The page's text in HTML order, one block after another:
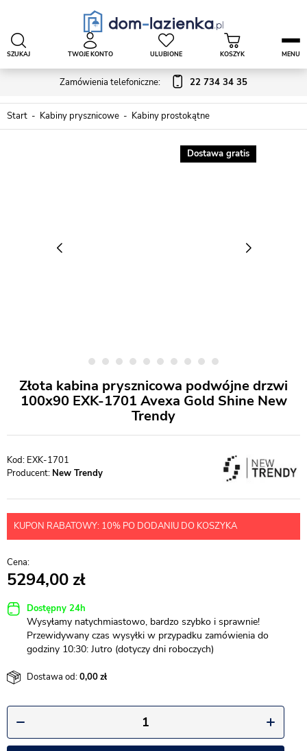
Zamówienia telefoniczne: 22 734 34 35
SZUKAJ TWOJE KONTO ULUBIONE KOSZYK MENU
Start Kabiny prysznicowe Kabiny prostokątne
Dostawa gratis
Złota kabina prysznicowa podwójne drzwi
100x90 EXK-1701 Avexa Gold Shine New
Trendy
EXK-1701
Producent: New Trendy
KUPON RABATOWY: 10% PO DODANIU DO KOSZYKA
5294,00
Dostępny 24h
Wysyłamy natychmiastowo, bardzo szybko i sprawnie!
Przewidywany czas wysyłki w przypadku zamówienia do
godziny 10:30: Jutro (dotyczy dni roboczych)
Dostawa od:0,00